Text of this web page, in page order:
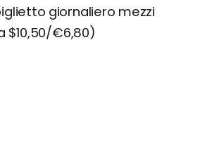
giornaliero mezzi
$10,50/€6,80)